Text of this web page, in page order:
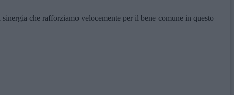
che rafforziamo velocemente per il bene comune in questo